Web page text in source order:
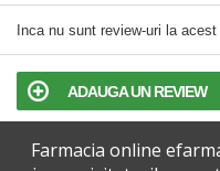
Inca nu sunt review-uri la
ADAUGA UN REVIEW
TERMENI SI CONDITII
Farmacia online